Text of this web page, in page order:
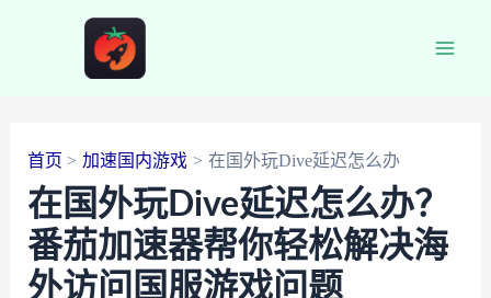
首页 加速国内游戏 在国外玩Dive延迟怎么办
在国外玩Dive延迟怎么办？
番茄加速器帮你轻松解决海
外访问国服游戏问题